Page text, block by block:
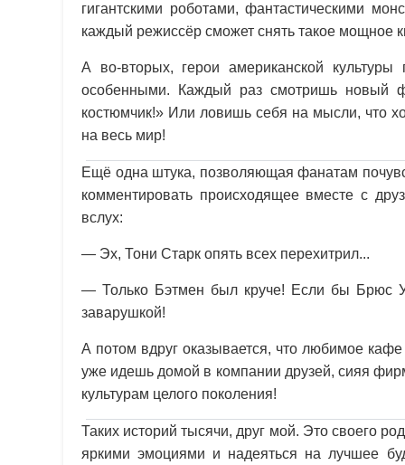
гигантскими роботами, фантастическими
каждый режиссёр сможет снять такое мощное
А во-вторых, герои американской
особенными. Каждый раз смотришь новый
костюмчик!» Или ловишь себя на мысли, что
на весь мир!
Ещё одна штука, позволяющая фанатам
комментировать происходящее вместе с
вслух:
— Эх, Тони Старк опять всех перехитрил...
— Только Бэтмен был круче! Если бы Брюс
заварушкой!
А потом вдруг оказывается, что любимое
уже идешь домой в компании друзей, сияя
культурам целого поколения!
Таких историй тысячи, друг мой. Это своего
яркими эмоциями и надеяться на лучшее